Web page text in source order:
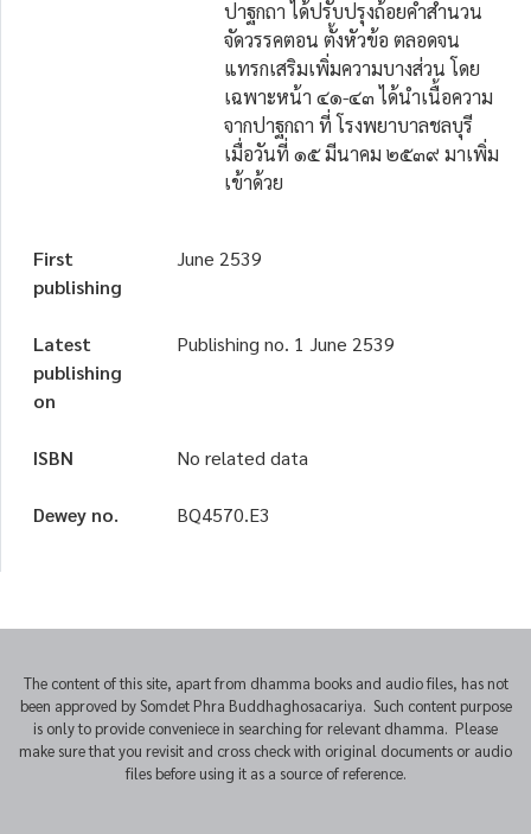
ปาฐกถา ได้ปรับปรุงถ้อยคำสำนวน
จัดวรรคตอน ตั้งหัวข้อ ตลอดจน
แทรกเสริมเพิ่มความบางส่วน โดย
เฉพาะหน้า ๔๑-๔๓ ได้นำเนื้อความ
จากปาฐกถา ที่ โรงพยาบาลชลบุรี
เมื่อวันที่ ๑๕ มีนาคม ๒๕๓๙ มาเพิ่ม
เข้าด้วย
First
publishing
June 2539
Latest
publishing
on
Publishing no. 1 June 2539
ISBN No related data
Dewey no. BQ4570.E3
The content of this site, apart from dhamma books and audio files, has not
been approved by Somdet Phra Buddhaghosacariya. Such content purpose
is only to provide conveniece in searching for relevant dhamma. Please
make sure that you revisit and cross check with original documents or audio
files before using it as a source of reference.